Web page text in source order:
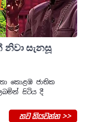
සැනසූ
කොළඹ ජාතික
සිටිය දී
තව කියවන්න >>